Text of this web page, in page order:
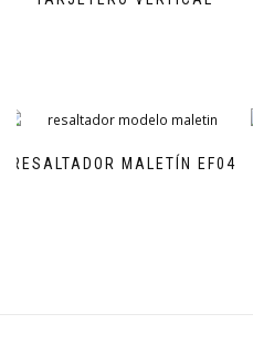
RESALTADOR MALETÍN EF04